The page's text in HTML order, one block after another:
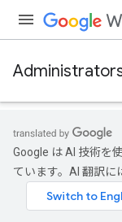
Google は AI 技術を
ています。AI 翻訳に